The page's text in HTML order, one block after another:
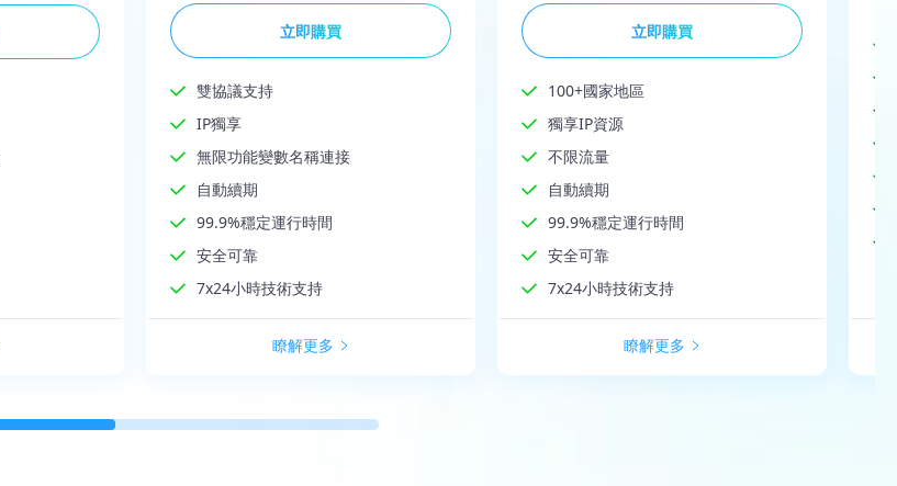
立即購買
雙協議支持
IP獨享
無限功能變數名稱連接
自動續期
99.9%穩定運行時間
安全可靠
7x24小時技術支持
瞭解更多
立即購買
100+國家地區
獨享IP資源
不限流量
自動續期
99.9%穩定運行時間
安全可靠
7x24小時技術支持
瞭解更多